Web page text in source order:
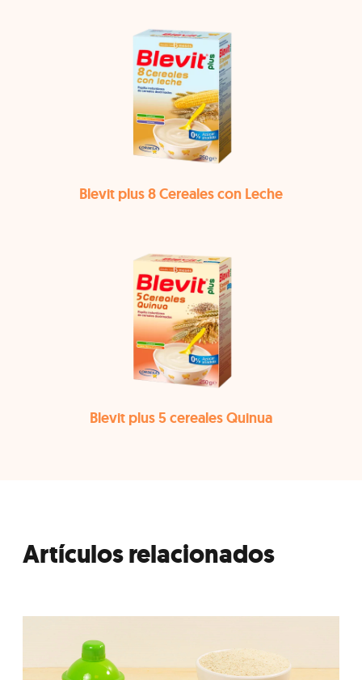
Blevit plus 8 Cereales con Leche
Blevit plus 5 cereales Quinua
Artículos relacionados